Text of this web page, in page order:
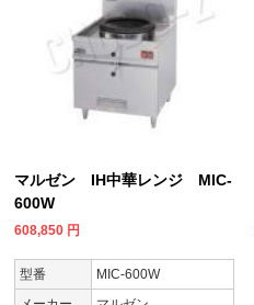
マルゼン IH中華レンジ MIC-
600W
608,850 円
型番
MIC-600W